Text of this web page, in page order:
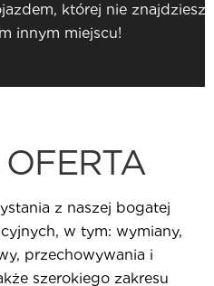
której nie znajdziesz
innym miejscu!
z naszej bogatej
w tym: wymiany,
przechowywania i
szerokiego zakresu